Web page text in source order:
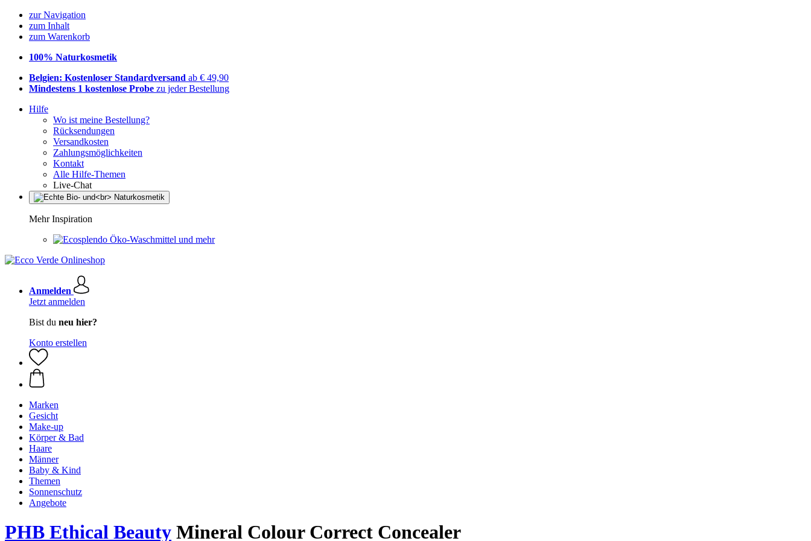
zur Navigation
zum Inhalt
zum Warenkorb
100% Naturkosmetik
Belgien: Kostenloser Standardversand ab € 49,90
Mindestens 1 kostenlose Probe zu jeder Bestellung
Hilfe
Wo ist meine Bestellung?
Rücksendungen
Versandkosten
Zahlungsmöglichkeiten
Kontakt
Alle Hilfe-Themen
Live-Chat
Mehr Inspiration
Öko-Waschmittel und mehr
Anmelden
Jetzt anmelden
Bist du neu hier?
Konto erstellen
Marken
Gesicht
Make-up
Körper & Bad
Haare
Männer
Baby & Kind
Themen
Sonnenschutz
Angebote
PHB Ethical Beauty Mineral Colour Correct Concealer